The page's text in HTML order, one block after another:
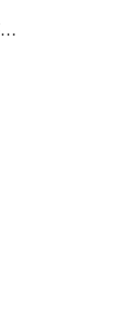
夏休みはお家プールが大活躍♪